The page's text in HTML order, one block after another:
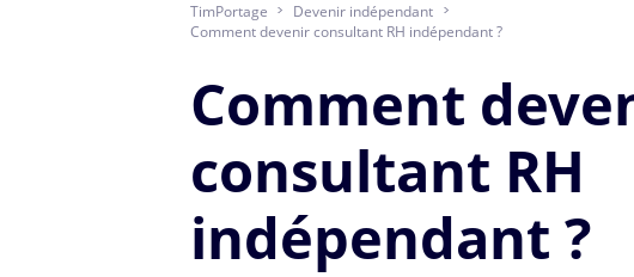
TimPortage > Devenir indépendant >
Comment devenir consultant RH indépendant ?
Comment
consultant RH
indépendant ?